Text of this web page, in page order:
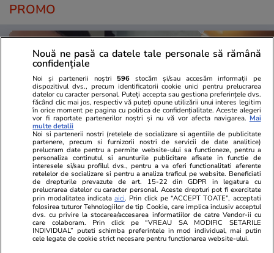
PROMO
Advertorial
Smart is the new chic: Cum ne
ajută tehnologia să ne reinventăm
Advertorial
Înscrie-te
voucher de
PARTENERI
Nouă ne pasă ca datele tale personale să rămână
confidențiale
Noi și partenerii noștri 596 stocăm și/sau accesăm informații pe
dispozitivul dvs., precum identificatorii cookie unici pentru prelucrarea
datelor cu caracter personal. Puteți accepta sau gestiona preferințele dvs.
făcând clic mai jos, respectiv vă puteți opune utilizării unui interes legitim
în orice moment pe pagina cu politica de confidențialitate. Aceste alegeri
vor fi raportate partenerilor noștri și nu vă vor afecta navigarea. Mai
multe detalii
Noi si partenerii nostri (retelele de socializare si agentiile de publicitate
partenere, precum si furnizorii nostri de servicii de date analitice)
prelucram date pentru a permite website-ului sa functioneze, pentru a
personaliza continutul si anunturile publicitare afisate in functie de
interesele si/sau profilul dvs., pentru a va oferi functionalitati aferente
retelelor de socializare si pentru a analiza traficul pe website. Beneficiati
de drepturile prevazute de art. 15-22 din GDPR in legatura cu
prelucrarea datelor cu caracter personal. Aceste drepturi pot fi exercitate
prin modalitatea indicataaici. Prin click pe “ACCEPT TOATE”, acceptati
folosirea tuturor Tehnologiilor de tip Cookie, care implica inclusiv acceptul
dvs. cu privire la stocarea/accesarea informatiilor de catre Vendor-ii cu
care colaboram. Prin click pe “VREAU SA MODIFIC SETARILE
INDIVIDUAL” puteti schimba preferintele in mod individual, mai putin
cele legate de cookie strict necesare pentru functionarea website-ului.